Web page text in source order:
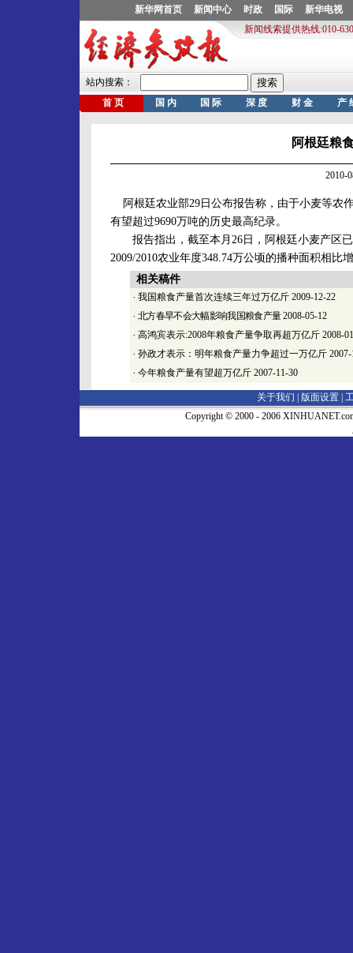
阿根廷粮
2010-
阿根廷农业部29日公布报告称，由于小麦等农
有望超过9690万吨的历史最高纪录。
报告指出，截至本月26日，阿根廷小麦产区已
2009/2010农业年度348.74万公顷的播种面积相比
相关稿件
· 我国粮食产量首次连续三年过万亿斤 2009-12-22
· 北方春旱不会大幅影响我国粮食产量2008-05-12
· 高鸿宾表示:2008年粮食产量争取再超万亿斤 2008-
· 孙政才表示：明年粮食产量力争超过一万亿斤
· 今年粮食产量有望超万亿斤 2007-11-30
关于我们 | 版面设置
Copyright © 2000 - 2006